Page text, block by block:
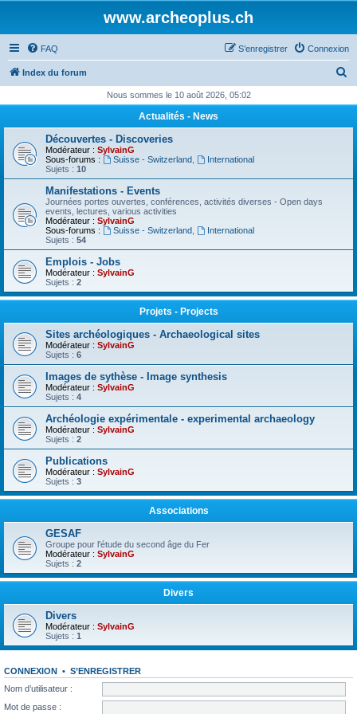
www.archeoplus.ch
FAQ Connexion
S’enregistrer
Index du forum
h
Nous sommes le 10 août 2026, 05:02
Actualités - News
Découvertes - Discoveries
Modérateur : SylvainG
Sous-forums :
Suisse - Switzerland,
International
Sujets : 10
Manifestations - Events
Journées portes ouvertes, conférences, activités diverses - Open days
events, lectures, various activities
Modérateur : SylvainG
Sous-forums :
Suisse - Switzerland,
International
Sujets : 54
Emplois - Jobs
Modérateur : SylvainG
Sujets : 2
Projets - Projects
Sites archéologiques - Archaeological sites
Modérateur : SylvainG
Sujets : 6
Images de sythèse - Image synthesis
Modérateur : SylvainG
Sujets : 4
Archéologie expérimentale - experimental archaeology
Modérateur : SylvainG
Sujets : 2
Publications
Modérateur : SylvainG
Sujets : 3
Associations
GESAF
Groupe pour l'étude du second âge du Fer
Modérateur : SylvainG
Sujets : 2
Divers
Divers
Modérateur : SylvainG
Sujets : 1
CONNEXION • S’ENREGISTRER
Nom d’utilisateur :
Mot de passe :